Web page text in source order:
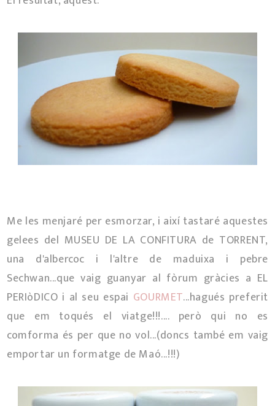
Me les menjaré per esmorzar, i així tastaré aquestes
gelees del MUSEU DE LA CONFITURA de TORRENT,
una d'albercoc i l'altre de maduixa i pebre
Sechwan...que vaig guanyar al fòrum gràcies a EL
PERIòDICO i al seu espai GOURMET...hagués preferit
que em toqués el viatge!!!.... però qui no es
comforma és per que no vol...(doncs també em vaig
emportar un formatge de Maó...!!!)